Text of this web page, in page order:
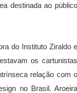
destinada ao público
do Instituto Ziraldo e
os cartunistas
relação com o
no Brasil. Aroeira